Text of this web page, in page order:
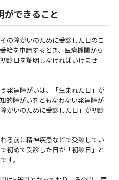
ができること
の障がいのために受診した日のこ
給を申請するとき、医療機関から
診日を証明しなければいけませ
発達障がいは、「生まれた日」が
知的障がいをともなわない発達障が
がいのために受診した日」が初診
る前に精神疾患などで受診してい
初めて受診した日が「初診日」と
す。